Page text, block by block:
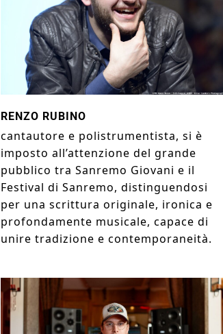
RENZO RUBINO
cantautore e polistrumentista, si è
imposto all’attenzione del grande
pubblico tra Sanremo Giovani e il
Festival di Sanremo, distinguendosi
per una scrittura originale, ironica e
profondamente musicale, capace di
unire tradizione e contemporaneità.